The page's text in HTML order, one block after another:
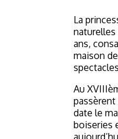
La
naturelles
ans,
maison
Au
date le
boiseries